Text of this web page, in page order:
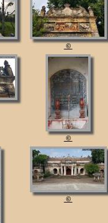
©
©
©